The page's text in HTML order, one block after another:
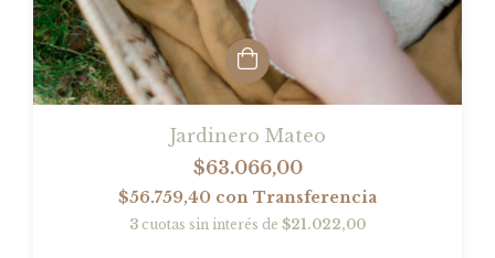
Jardinero Mateo
$63.066,00
$56.759,40 con Transferencia
3 cuotas sin interés de $21.022,00